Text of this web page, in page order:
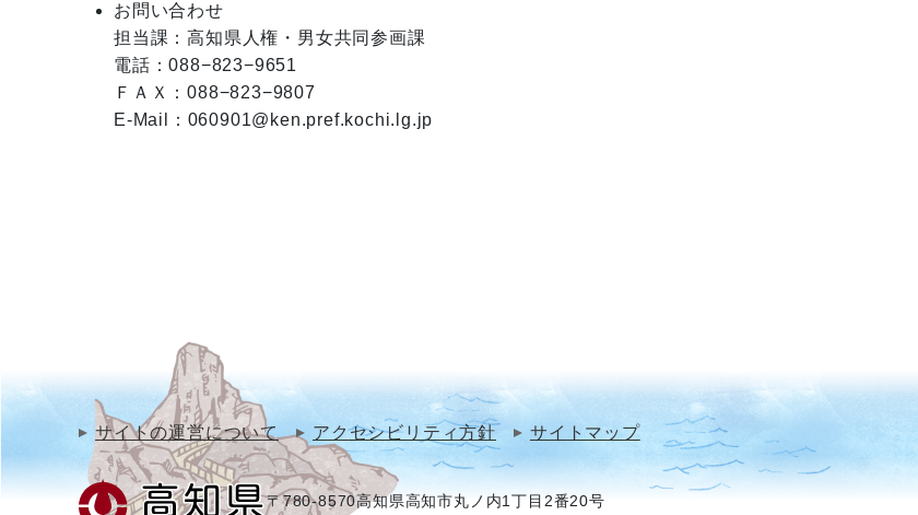
お問い合わせ
担当課：高知県人権・男女共同参画課
電話：088−823−9651
ＦＡＸ：088−823−9807
E-Mail：060901@ken.pref.kochi.lg.jp
サイトの運営について アクセシビリティ方針 サイトマップ
〒780-8570高知県高知市丸ノ内1丁目2番20号